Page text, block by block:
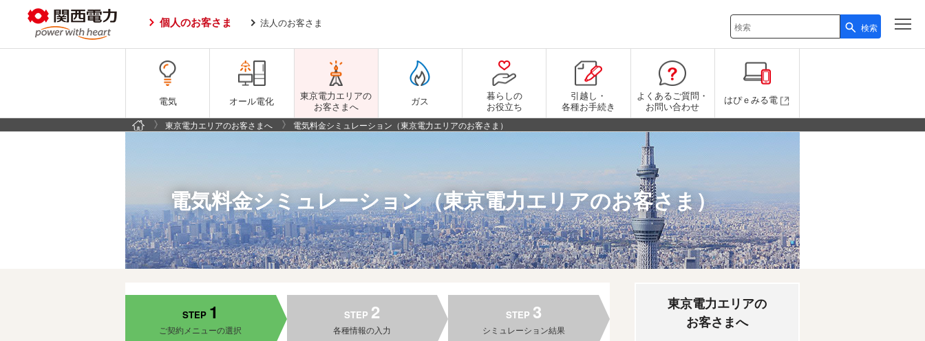
個人のお客さま 法人のお客さま
検索キーワード入力 検索
電気 オール電化
東京電力エリアの
お客さまへ
ガス
暮らしの
お役立ち
引越し・
各種お手続き
よくあるご質問・
お問い合わせ
はぴｅみる電
東京電力エリアのお客さまへ 電気料金シミュレーション（東京電力エリアのお客さま）
電気料金シミュレーション（東京電力エリアのお客さま）
STEP 1
ご契約メニューの選択
STEP 2
各種情報の入力
STEP 3
シミュレーション結果
東京電力エリアの
お客さまへ